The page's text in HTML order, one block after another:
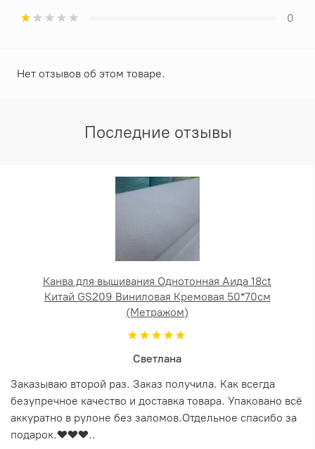
0
Нет отзывов об этом товаре.
Последние отзывы
Канва для вышивания Однотонная Аида 18ct
Китай GS209 Виниловая Кремовая 50*70см
(Метражом)
Светлана
Заказываю второй раз. Заказ получила. Как всегда
безупречное качество и доставка товара. Упаковано всё
аккуратно в рулоне без заломов.Отдельное спасибо за
подарок.❤️❤️❤️..